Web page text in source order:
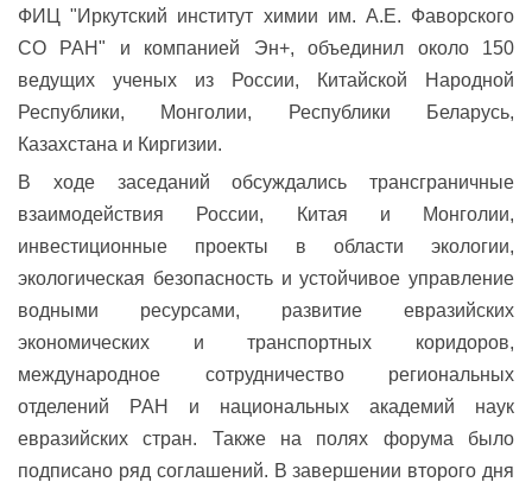
ФИЦ "Иркутский институт химии им. А.Е. Фаворского
СО РАН" и компанией Эн+, объединил около 150
ведущих ученых из России, Китайской Народной
Республики, Монголии, Республики Беларусь,
Казахстана и Киргизии.
В ходе заседаний обсуждались трансграничные
взаимодействия России, Китая и Монголии,
инвестиционные проекты в области экологии,
экологическая безопасность и устойчивое управление
водными ресурсами, развитие евразийских
экономических и транспортных коридоров,
международное сотрудничество региональных
отделений РАН и национальных академий наук
евразийских стран. Также на полях форума было
подписано ряд соглашений. В завершении второго дня